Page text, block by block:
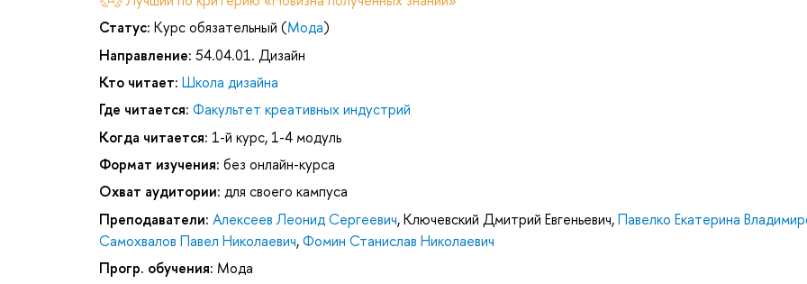
Статус: Курс обязательный (Мода)
Направление: 54.04.01. Дизайн
Кто читает: Школа дизайна
Где читается: Факультет креативных индустрий
Когда читается: 1-й курс, 1-4 модуль
Формат изучения: без онлайн-курса
Охват аудитории: для своего кампуса
Преподаватели: Алексеев Леонид Сергеевич,Ключевский Дмитрий Евгеньевич,Павелко Екатерина
Самохвалов Павел Николаевич,Фомин Станислав Николаевич
Прогр. обучения: Мода